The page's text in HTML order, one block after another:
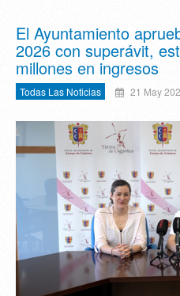
El Ayuntamiento
2026 con superávit,
millones en ingresos
Todas Las Noticias 21 May